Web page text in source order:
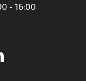
- 16:00